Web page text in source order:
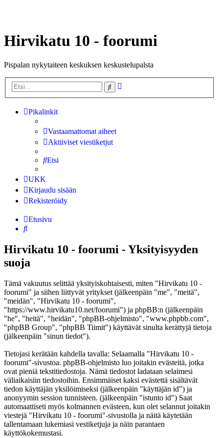
Hirvikatu 10 - foorumi
Pispalan nykytaiteen keskuksen keskustelupalsta
Etsi
Pikalinkit
Vastaamattomat aiheet
Aktiiviset viestiketjut
Etsi
UKK
Kirjaudu sisään
Rekisteröidy
Etusivu
Etsi
Hirvikatu 10 - foorumi - Yksityisyyden
suoja
Tämä vakuutus selittää yksityiskohtaisesti, miten "Hirvikatu 10 -
foorumi" ja siihen liittyvät yritykset (jälkeenpäin "me", "meitä",
"meidän", "Hirvikatu 10 - foorumi",
"https://www.hirvikatu10.net/foorumi") ja phpBB:n (jälkeenpäin
"he", "heitä", "heidän", "phpBB-ohjelmisto", "www.phpbb.com",
"phpBB Group", "phpBB Tiimit") käyttävät sinulta kerättyjä tietoja
(jälkeenpäin "sinun tiedot").
Tietojasi kerätään kahdella tavalla: Selaamalla "Hirvikatu 10 -
foorumi"-sivustoa. phpBB-ohjelmisto luo joitakin evästeitä, jotka
ovat pieniä tekstitiedostoja. Nämä tiedostot ladataan selaimesi
väliaikaisiin tiedostoihin. Ensimmäiset kaksi evästettä sisältävät
tiedon käyttäjän yksilöimiseksi (jälkeenpäin "käyttäjän id") ja
anonyymin session tunnisteen. (jälkeenpäin "istunto id") Saat
automaattiseti myös kolmannen evästeen, kun olet selannut joitakin
viestejä "Hirvikatu 10 - foorumi"-sivustolla ja näitä käytetään
tallentamaan lukemiasi vestiketjuja ja näin parantaen
käyttökokemustasi.